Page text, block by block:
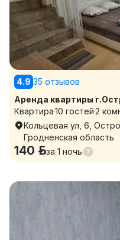
4.9 35 отзывов
Аренда квартиры
Квартира10 гостей2
Кольцевая ул, 6,
Гродненская область
140 р.за 1 ночь